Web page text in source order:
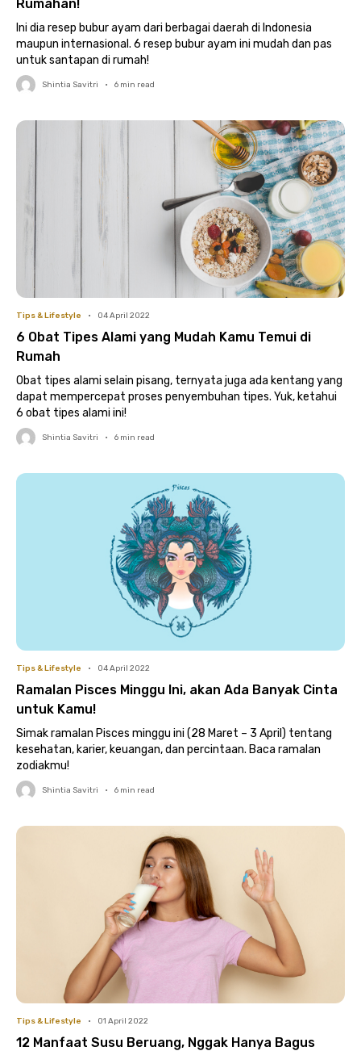
Rumahan!
Ini dia resep bubur ayam dari berbagai daerah di Indonesia
maupun internasional. 6 resep bubur ayam ini mudah dan pas
untuk santapan di rumah!
Shintia Savitri • 6 min read
Tips & Lifestyle • 04 April 2022
6 Obat Tipes Alami yang Mudah Kamu Temui di
Rumah
Obat tipes alami selain pisang, ternyata juga ada kentang yang
dapat mempercepat proses penyembuhan tipes. Yuk, ketahui
6 obat tipes alami ini!
Shintia Savitri • 6 min read
Tips & Lifestyle • 04 April 2022
Ramalan Pisces Minggu Ini, akan Ada Banyak Cinta
untuk Kamu!
Simak ramalan Pisces minggu ini (28 Maret – 3 April) tentang
kesehatan, karier, keuangan, dan percintaan. Baca ramalan
zodiakmu!
Shintia Savitri • 6 min read
Tips & Lifestyle • 01 April 2022
12 Manfaat Susu Beruang, Nggak Hanya Bagus